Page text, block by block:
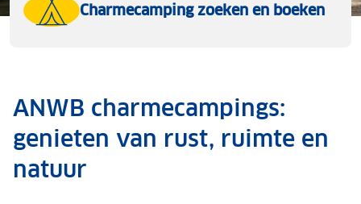
Charmecamping zoeken en boeken
ANWB charmecampings:
genieten van rust, ruimte en
natuur